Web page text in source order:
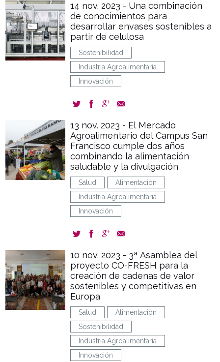
14 nov. 2023 - Una combinación
de conocimientos para
desarrollar envases sostenibles a
partir de celulosa
Sostenibilidad
Industria Agroalimentaria
Innovación
13 nov. 2023 - El Mercado
Agroalimentario del Campus San
Francisco cumple dos años
combinando la alimentación
saludable y la divulgación
Salud
Alimentación
Industria Agroalimentaria
Innovación
10 nov. 2023 - 3ª Asamblea del
proyecto CO-FRESH para la
creación de cadenas de valor
sostenibles y competitivas en
Europa
Salud
Alimentación
Sostenibilidad
Industria Agroalimentaria
Innovación